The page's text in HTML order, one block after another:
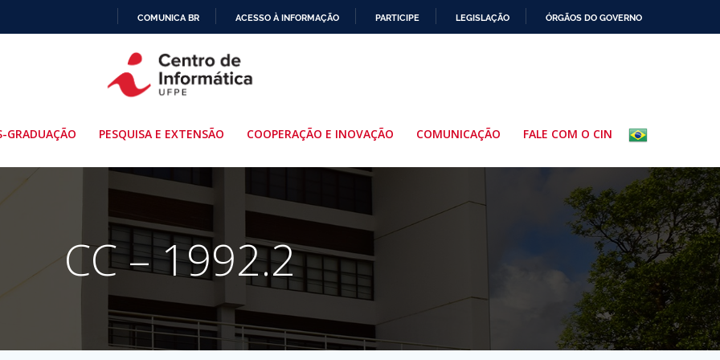
PARA
O
COMUNICA BR ACESSO À INFORMAÇÃO PARTICIPE LEGISLAÇÃO ÓRGÃOS DO GOVERNO
GRADUAÇÃO PESQUISA E EXTENSÃO COOPERAÇÃO E INOVAÇÃO COMUNICAÇÃO FALE COM O CIN
CC – 1992.2